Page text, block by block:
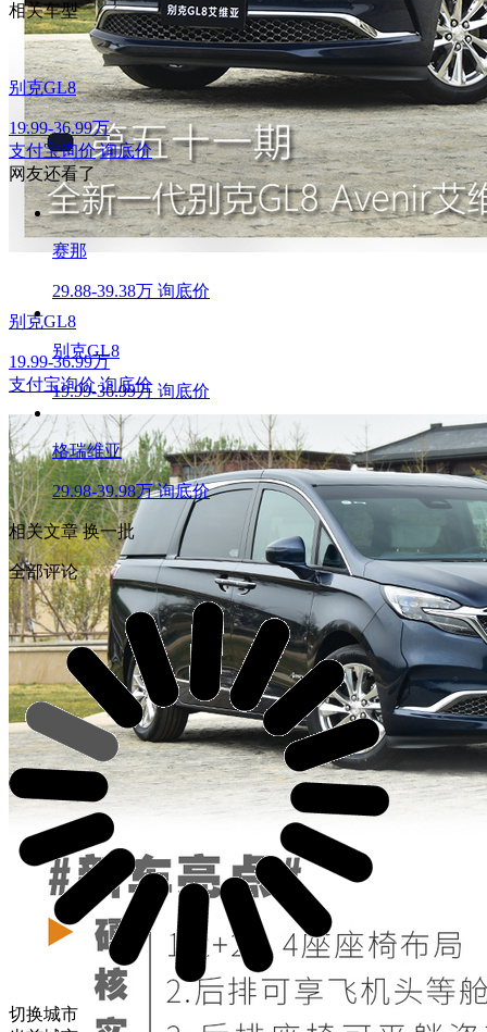
别克GL8
19.99-36.99万
支付宝询价 询底价
相关车型
别克GL8
19.99-36.99万
支付宝询价 询底价
网友还看了
赛那
29.88-39.38万 询底价
别克GL8
19.99-36.99万 询底价
格瑞维亚
29.98-39.98万 询底价
相关文章换一批
全部评论
切换城市